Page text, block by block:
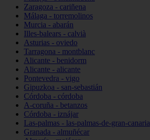
Zaragoza - cariñena
Málaga - torremolinos
Murcia - abarán
Illes-balears - calvià
Asturias - oviedo
Tarragona - montblanc
Alicante - benidorm
Alicante - alicante
Pontevedra - vigo
Gipuzkoa - san-sebastián
Córdoba - córdoba
A-coruña - betanzos
Córdoba - iznájar
Las-palmas - las-palmas-de-gran-canaria
Granada - almuñécar